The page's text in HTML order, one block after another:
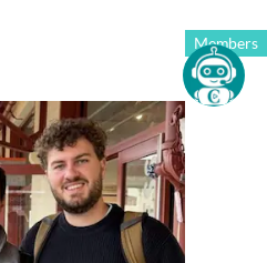
Members